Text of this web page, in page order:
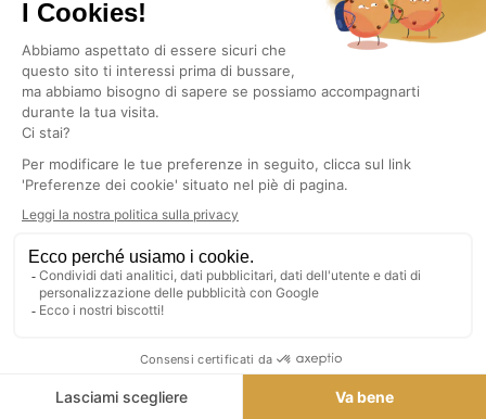
PALLONCINO DI BUON
COMPLEANNO BIANCO
METALLICO (SET DI 8)
2,63 €TASSE INCLUSE
PALLONCINO COMPLEANNO
NUMERO 0 BIANCO 86 CM
3,04 €TASSE INCLUSE
IN ORO ROSA (SET DI 10)
TOVAGLIOLO HAPPY
BIRTHDAY BIANCO/ARGENTO